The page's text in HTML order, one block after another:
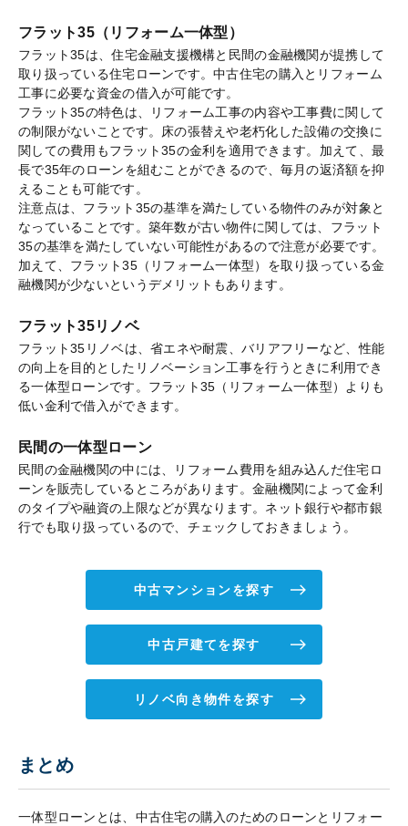
フラット35（リフォーム一体型）
フラット35は、住宅金融支援機構と民間の金融機関が提携して
取り扱っている住宅ローンです。中古住宅の購入とリフォーム
工事に必要な資金の借入が可能です。
フラット35の特色は、リフォーム工事の内容や工事費に関して
の制限がないことです。床の張替えや老朽化した設備の交換に
関しての費用もフラット35の金利を適用できます。加えて、最
長で35年のローンを組むことができるので、毎月の返済額を抑
えることも可能です。
注意点は、フラット35の基準を満たしている物件のみが対象と
なっていることです。築年数が古い物件に関しては、フラット
35の基準を満たしていない可能性があるので注意が必要です。
加えて、フラット35（リフォーム一体型）を取り扱っている金
融機関が少ないというデメリットもあります。
フラット35リノベ
フラット35リノベは、省エネや耐震、バリアフリーなど、性能
の向上を目的としたリノベーション工事を行うときに利用でき
る一体型ローンです。フラット35（リフォーム一体型）よりも
低い金利で借入ができます。
民間の一体型ローン
民間の金融機関の中には、リフォーム費用を組み込んだ住宅ロ
ーンを販売しているところがあります。金融機関によって金利
のタイプや融資の上限などが異なります。ネット銀行や都市銀
行でも取り扱っているので、チェックしておきましょう。
中古マンションを探す
中古戸建てを探す
リノベ向き物件を探す
まとめ
一体型ローンとは、中古住宅の購入のためのローンとリフォー